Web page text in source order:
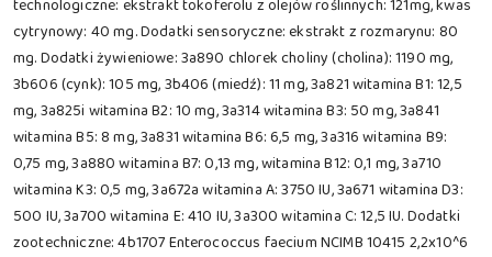
technologiczne: ekstrakt tokoferolu z olejów roślinnych: 121mg, kwas
cytrynowy: 40 mg. Dodatki sensoryczne: ekstrakt z rozmarynu: 80
mg. Dodatki żywieniowe: 3a890 chlorek choliny (cholina): 1190 mg,
3b606 (cynk): 105 mg, 3b406 (miedź): 11 mg, 3a821 witamina B1: 12,5
mg, 3a825i witamina B2: 10 mg, 3a314 witamina B3: 50 mg, 3a841
witamina B5: 8 mg, 3a831 witamina B6: 6,5 mg, 3a316 witamina B9:
0,75 mg, 3a880 witamina B7: 0,13 mg, witamina B12: 0,1 mg, 3a710
witamina K3: 0,5 mg, 3a672a witamina A: 3750 IU, 3a671 witamina D3:
500 IU, 3a700 witamina E: 410 IU, 3a300 witamina C: 12,5 IU. Dodatki
zootechniczne: 4b1707 Enterococcus faecium NCIMB 10415 2,2x10^6